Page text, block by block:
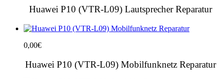
Huawei P10 (VTR-L09) Lautsprecher Reparatur
0,00€
Huawei P10 (VTR-L09) Mobilfunknetz Reparatur